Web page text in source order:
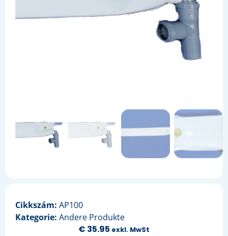
Cikkszám: AP100
Kategorie: Andere Produkte
€ 35.95 exkl. MwSt